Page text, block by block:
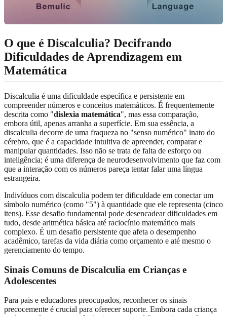
O que é Discalculia? Decifrando
Dificuldades de Aprendizagem em
Matemática
Discalculia é uma dificuldade específica e persistente em
compreender números e conceitos matemáticos. É frequentemente
descrita como "dislexia matemática", mas essa comparação,
embora útil, apenas arranha a superfície. Em sua essência, a
discalculia decorre de uma fraqueza no "senso numérico" inato do
cérebro, que é a capacidade intuitiva de apreender, comparar e
manipular quantidades. Isso não se trata de falta de esforço ou
inteligência; é uma diferença de neurodesenvolvimento que faz com
que a interação com os números pareça tentar falar uma língua
estrangeira.
Indivíduos com discalculia podem ter dificuldade em conectar um
símbolo numérico (como "5") à quantidade que ele representa (cinco
itens). Esse desafio fundamental pode desencadear dificuldades em
tudo, desde aritmética básica até raciocínio matemático mais
complexo. É um desafio persistente que afeta o desempenho
acadêmico, tarefas da vida diária como orçamento e até mesmo o
gerenciamento do tempo.
Sinais Comuns de Discalculia em Crianças e
Adolescentes
Para pais e educadores preocupados, reconhecer os sinais
precocemente é crucial para oferecer suporte. Embora cada criança